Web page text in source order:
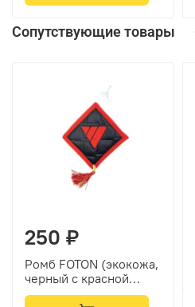
Сопутствующие товары
250 ₽
Ромб FOTON (экокожа,
черный с красной
вышивкой и красным